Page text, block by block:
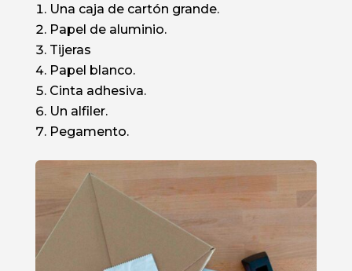
Una caja de cartón grande.
Papel de aluminio.
Tijeras
Papel blanco.
Cinta adhesiva.
Un alfiler.
Pegamento.